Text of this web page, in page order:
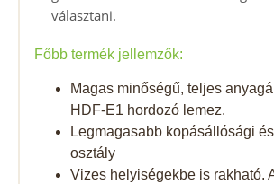
választani.
Főbb termék jellemzők:
Magas minőségű, teljes
HDF-E1 hordozó lemez.
Legmagasabb kopásállósági
osztály
Vizes helyiségekbe is rakható.